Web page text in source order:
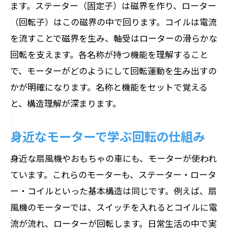
ます。ステーター（固定子）は磁界を作り、ローター
（回転子）はこの磁界の中で回ります。コイルは電流
を流すことで磁界を生み、軸受はローターの滑らかな
回転を支えます。各名称が持つ機能を理解すること
で、モーターがどのようにして回転運動を生み出すの
かが明確になります。名称と機能をセットで覚える
と、構造理解が深まります。
身近なモーターで学ぶ回転の仕組み
身近な扇風機やおもちゃの車にも、モーターが使われ
ています。これらのモーターも、ステーター・ロータ
ー・コイルといった基本構造は同じです。例えば、扇
風機のモーターでは、スイッチを入れるとコイルに電
流が流れ、ローターが回転します。日常生活の中で実